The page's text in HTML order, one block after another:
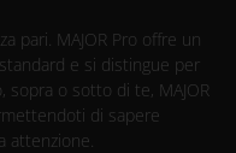
pari. MAJOR Pro offre un
e si distingue per
o sotto di te, MAJOR
di sapere
attenzione.